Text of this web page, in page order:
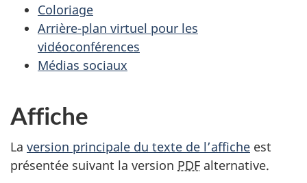
W
d
e
l
Coloriage
Arrière-plan virtuel pour les
vidéoconférences
Médias sociaux
Affiche
La version principale du texte de l’affiche est
présentée suivant la version PDF alternative.